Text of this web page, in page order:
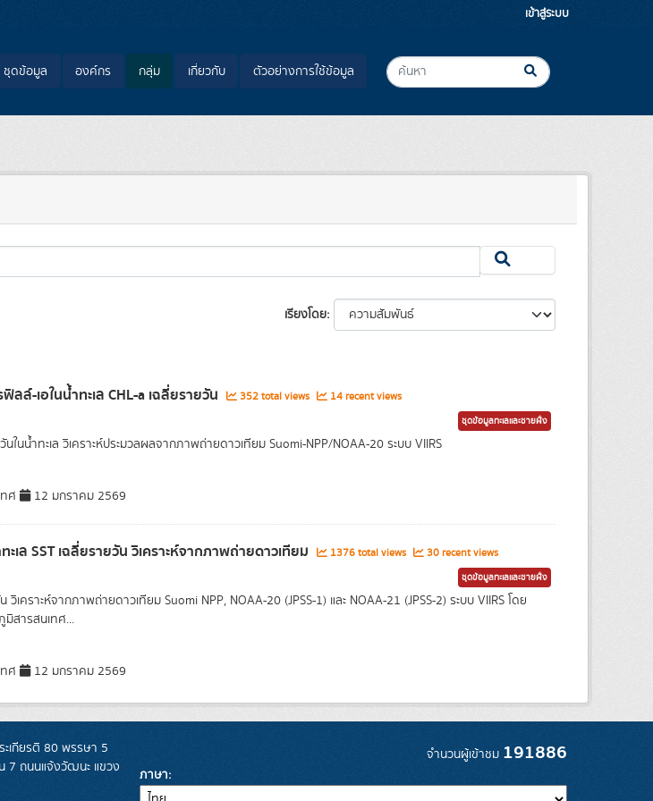
เข้าสู่ระบบ
ชุดข้อมูล องค์กร กลุ่ม เกี่ยวกับ ตัวอย่างการใช้ข้อมูล
เรียงโดย
-เอในน้ำทะเล CHL-a เฉลี่ยรายวัน 352 total views 14 recent views
ชุดข้อมูลทะเลและชายฝั่ง
นน้ำทะเล วิเคราะห์ประมวลผลจากภาพถ่ายดาวเทียม Suomi-NPP/NOAA-20 ระบบ VIIRS
ศ 12 มกราคม 2569
SST เฉลี่ยรายวัน วิเคราะห์จากภาพถ่ายดาวเทียม 1376 total views 30 recent views
ชุดข้อมูลทะเลและชายฝั่ง
คราะห์จากภาพถ่ายดาวเทียม Suomi NPP, NOAA-20 (JPSS-1) และ NOAA-21 (JPSS-2) ระบบ VIIRS โดย
สารสนเทศ...
ศ 12 มกราคม 2569
เกียรติ 80 พรรษา 5
7 ถนนแจ้งวัฒนะ แขวง
จำนวนผู้เข้าชม 191886
ภาษา